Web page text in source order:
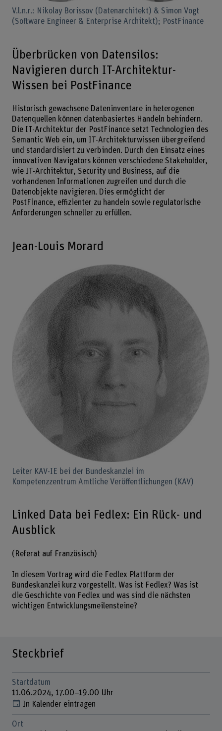
V.l.n.r.: Nikolay Borissov (Datenarchitekt) & Simon Vogt
(Software Engineer & Enterprise Architekt); PostFinance
Überbrücken von Datensilos:
Navigieren durch IT-Architektur-
Wissen bei PostFinance
Historisch gewachsene Dateninventare in heterogenen
Datenquellen können datenbasiertes Handeln behindern.
Die IT-Architektur der PostFinance setzt Technologien des
Semantic Web ein, um IT-Architekturwissen übergreifend
und standardisiert zu verbinden. Durch den Einsatz eines
innovativen Navigators können verschiedene Stakeholder,
wie IT-Architektur, Security und Business, auf die
vorhandenen Informationen zugreifen und durch die
Datenobjekte navigieren. Dies ermöglicht der
PostFinance, effizienter zu handeln sowie regulatorische
Anforderungen schneller zu erfüllen.
Jean-Louis Morard
Leiter KAV-IE bei der Bundeskanzlei im
Kompetenzzentrum Amtliche Veröffentlichungen (KAV)
Linked Data bei Fedlex: Ein Rück- und
Ausblick
(Referat auf Französisch)
In diesem Vortrag wird die Fedlex Plattform der
Bundeskanzlei kurz vorgestellt. Was ist Fedlex? Was ist
die Geschichte von Fedlex und was sind die nächsten
wichtigen Entwicklungsmeilensteine?
Steckbrief
Startdatum
11.06.2024, 17.00–19.00 Uhr
In Kalender eintragen
Ort